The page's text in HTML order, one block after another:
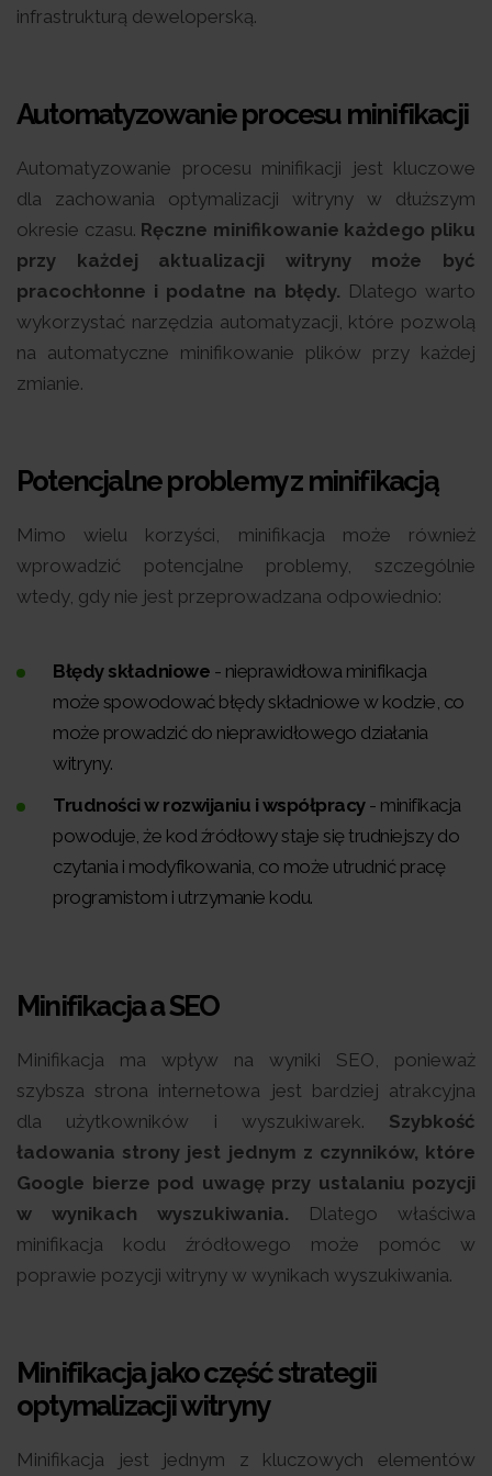
infrastrukturą deweloperską.
Automatyzowanie procesu minifikacji
Automatyzowanie procesu minifikacji jest kluczowe
dla zachowania optymalizacji witryny w dłuższym
okresie czasu. Ręczne minifikowanie każdego pliku
przy każdej aktualizacji witryny może być
pracochłonne i podatne na błędy. Dlatego warto
wykorzystać narzędzia automatyzacji, które pozwolą
na automatyczne minifikowanie plików przy każdej
zmianie.
Potencjalne problemy z minifikacją
Mimo wielu korzyści, minifikacja może również
wprowadzić potencjalne problemy, szczególnie
wtedy, gdy nie jest przeprowadzana odpowiednio:
Błędy składniowe - nieprawidłowa minifikacja
może spowodować błędy składniowe w kodzie, co
może prowadzić do nieprawidłowego działania
witryny.
Trudności w rozwijaniu i współpracy- minifikacja
powoduje, że kod źródłowy staje się trudniejszy do
czytania i modyfikowania, co może utrudnić pracę
programistom i utrzymanie kodu.
Minifikacja a SEO
Minifikacja ma wpływ na wyniki SEO, ponieważ
szybsza strona internetowa jest bardziej atrakcyjna
dla użytkowników i wyszukiwarek. Szybkość
ładowania strony jest jednym z czynników, które
Google bierze pod uwagę przy ustalaniu pozycji
w wynikach wyszukiwania. Dlatego właściwa
minifikacja kodu źródłowego może pomóc w
poprawie pozycji witryny w wynikach wyszukiwania.
Minifikacja jako część strategii
optymalizacji witryny
Minifikacja jest jednym z kluczowych elementów